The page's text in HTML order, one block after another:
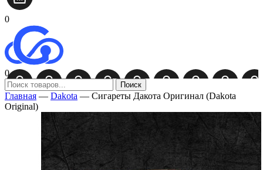
0
0
Поиск
Главная — Dakota — Сигареты Дакота Оригинал (Dakota
Original)